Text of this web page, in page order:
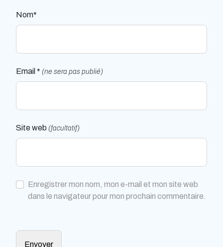
Nom*
Email * (ne sera pas publié)
Site web (facultatif)
Enregistrer mon nom, mon e-mail et mon site web
dans le navigateur pour mon prochain commentaire.